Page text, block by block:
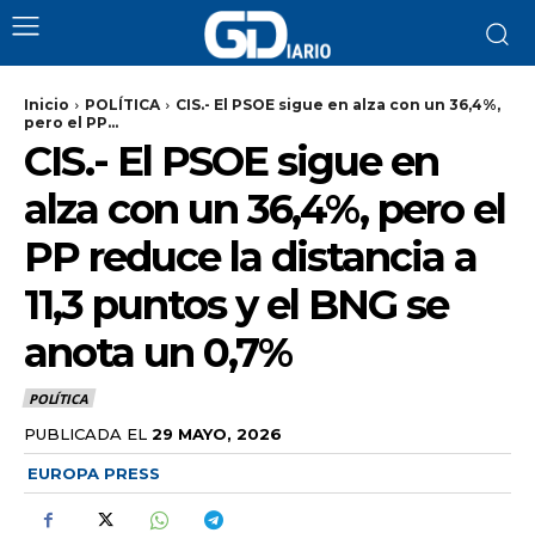
Inicio POLÍTICA
CIS.- El PSOE sigue en alza con un 36,4%,
pero el PP...
CIS.- El PSOE sigue en
alza con un 36,4%, pero el
PP reduce la distancia a
11,3 puntos y el BNG se
anota un 0,7%
POLÍTICA
PUBLICADA EL 29 MAYO, 2026
EUROPA PRESS